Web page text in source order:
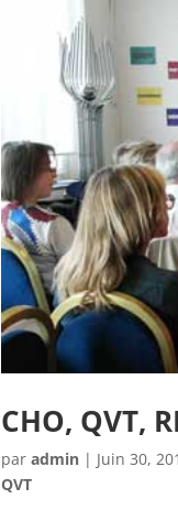
CHO, QVT,
paradmin | Juin 30,
QVT